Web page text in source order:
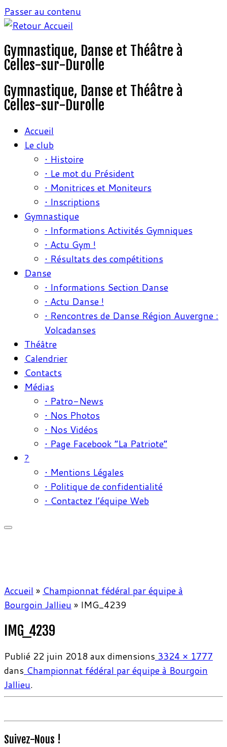
Passer au contenu
Gymnastique, Danse et Théâtre à
Celles-sur-Durolle
Gymnastique, Danse et Théâtre à
Celles-sur-Durolle
Accueil
Le club
• Histoire
• Le mot du Président
• Monitrices et Moniteurs
• Inscriptions
Gymnastique
• Informations Activités Gymniques
• Actu Gym !
• Résultats des compétitions
Danse
• Informations Section Danse
• Actu Danse !
• Rencontres de Danse Région Auvergne :
Volcadanses
Théâtre
Calendrier
Contacts
Médias
• Patro-News
• Nos Photos
• Nos Vidéos
• Page Facebook “La Patriote”
?
• Mentions Légales
• Politique de confidentialité
• Contactez l’équipe Web
Accueil » Championnat fédéral par équipe à
Bourgoin Jallieu » IMG_4239
IMG_4239
Publié 22 juin 2018 aux dimensions 3324 × 1777
dans Championnat fédéral par équipe à Bourgoin
Jallieu.
Suivez-Nous !